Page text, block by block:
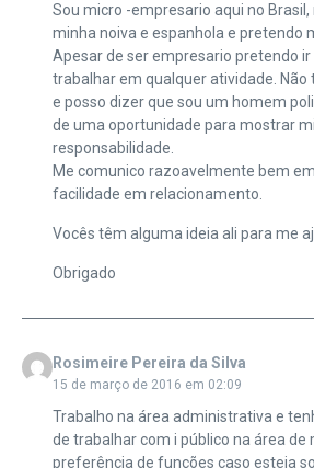
Sou micro -empresario aqui no
minha noiva e espanhola e pretendo
Apesar de ser empresario pretendo ir
trabalhar em qualquer atividade.
e posso dizer que sou um homem
de uma oportunidade para mostrar
responsabilidade.
Me comunico razoavelmente bem
facilidade em relacionamento.
Vocês têm alguma ideia ali para me
Obrigado
Rosimeire Pereira da Silva
15 de março de 2016 em 02:09
Trabalho na área administrativa e
de trabalhar com i público na área de
preferência de funções caso esteja